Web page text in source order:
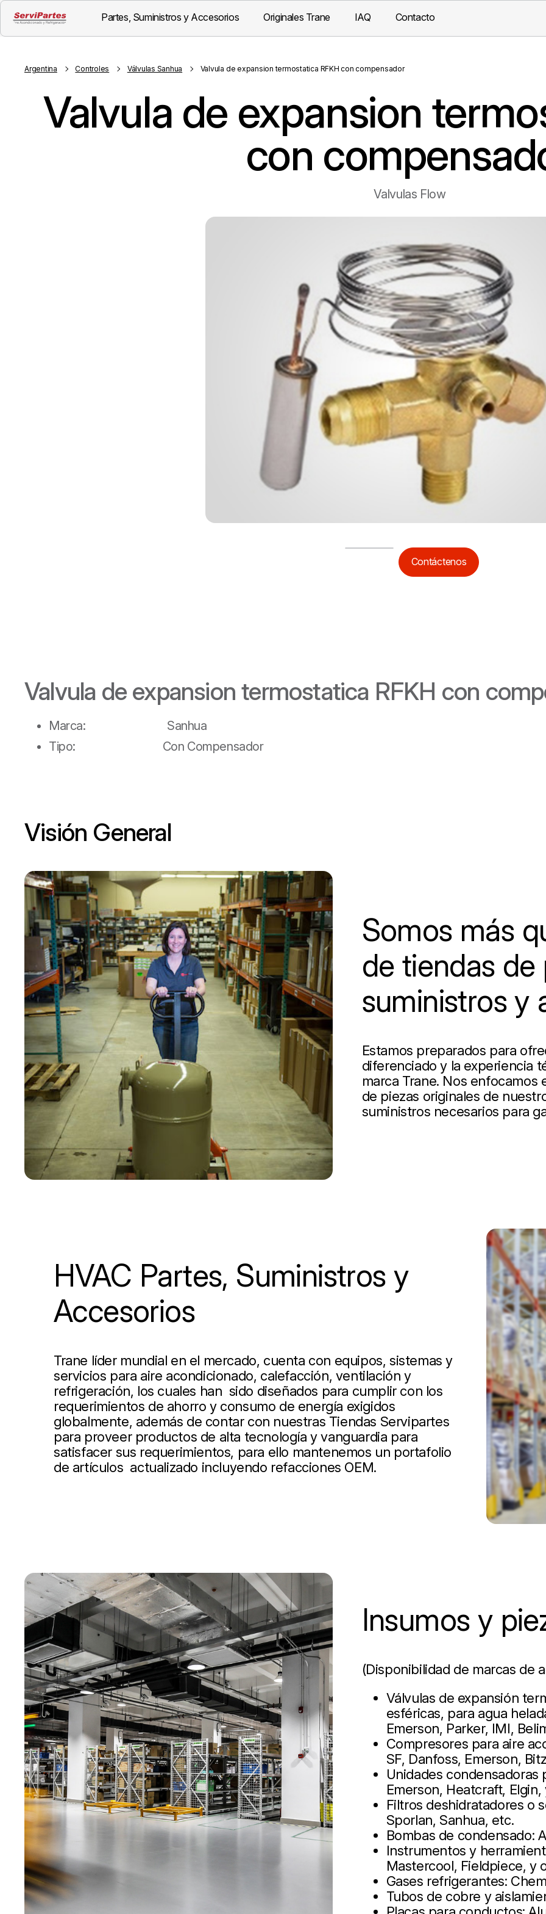
Partes, Suministros y Accesorios Originales Trane IAQ Contacto
Argentina Controles Válvulas Sanhua Valvula de expansion termostatica RFKH con compensador
Valvula de expansion
con
Valvulas Flow
Contáctenos
Visión General Descripción
Valvula de expansion termostatica RFKH con
Marca: Sanhua
Tipo: Con Compensador
Visión General
Somos más
de tiendas de
suministros y
Estamos preparados para
diferenciado y la experiencia
marca Trane. Nos
de piezas originales de
suministros necesarios para
HVAC Partes, Suministros y
Accesorios
Trane líder mundial en el mercado, cuenta con equipos, sistemas y
servicios para aire acondicionado, calefacción, ventilación y
refrigeración, los cuales han sido diseñados para cumplir con los
requerimientos de ahorro y consumo de energía exigidos
globalmente, además de contar con nuestras Tiendas Servipartes
para proveer productos de alta tecnología y vanguardia para
satisfacer sus requerimientos, para ello mantenemos un portafolio
de artículos actualizado incluyendo refacciones OEM.
Insumos y
(Disponibilidad de marcas de
Válvulas de expansión
esféricas, para agua
Emerson, Parker, IMI,
Compresores para aire
SF, Danfoss, Emerson,
Unidades condensadoras
Emerson, Heatcraft,
Filtros deshidratadores o
Sporlan, Sanhua, etc.
Bombas de condensado:
Instrumentos y
Mastercool, Fieldpiece, y
Gases refrigerantes:
Tubos de cobre y